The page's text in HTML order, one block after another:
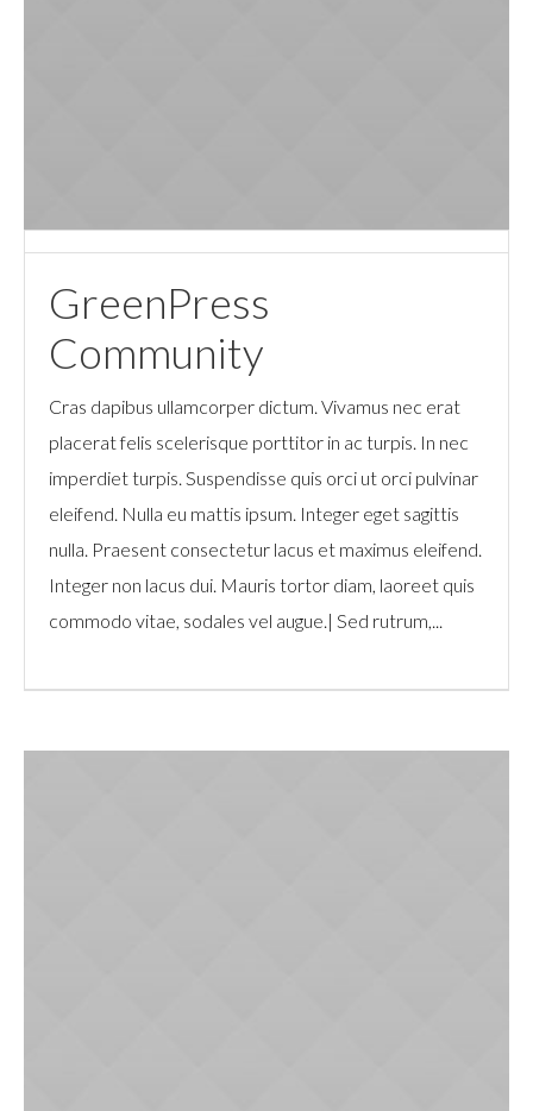
GreenPress
Community
Cras dapibus ullamcorper dictum. Vivamus nec erat
placerat felis scelerisque porttitor in ac turpis. In nec
imperdiet turpis. Suspendisse quis orci ut orci pulvinar
eleifend. Nulla eu mattis ipsum. Integer eget sagittis
nulla. Praesent consectetur lacus et maximus eleifend.
Integer non lacus dui. Mauris tortor diam, laoreet quis
commodo vitae, sodales vel augue.| Sed rutrum,...